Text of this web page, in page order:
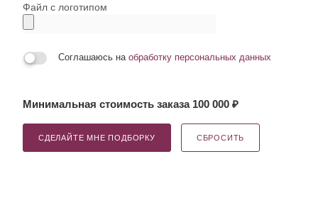
Файл с логотипом
Соглашаюсь на обработку персональных данных
Минимальная стоимость заказа 100 000 ₽
СДЕЛАЙТЕ МНЕ ПОДБОРКУ СБРОСИТЬ